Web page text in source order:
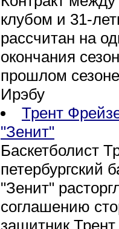
клубом и 31-
рассчитан на
окончания
прошлом
Ирэбу
Трент
"Зенит"
Баскетболист
петербургский
"Зенит"
соглашению
защитник